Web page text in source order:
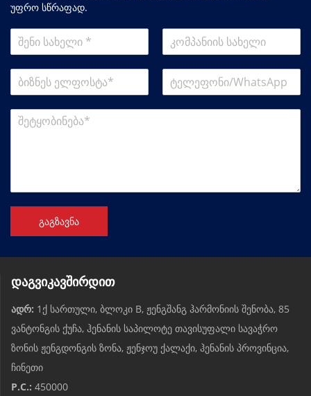
უფრო სწრაფად.
გაგზავნა
დაგვიკავშირდით
ადრ: 1ქ სართული, ბლოკი B, ჟენგშანგ ჰარმონიის შენობა, 85
ვანტონგის ქუჩა, ჰენანის საპილოტე თავისუფალი სავაჭრო
ზონის ჟენგდონგის ზონა, ჟენჯოუ ქალაქი, ჰენანის პროვინცია,
ჩინეთი
P.C.: 450000